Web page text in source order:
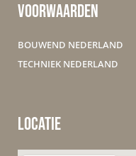
VOORWAARDEN
BOUWEND NEDERLAND
TECHNIEK NEDERLAND
LOCATIE